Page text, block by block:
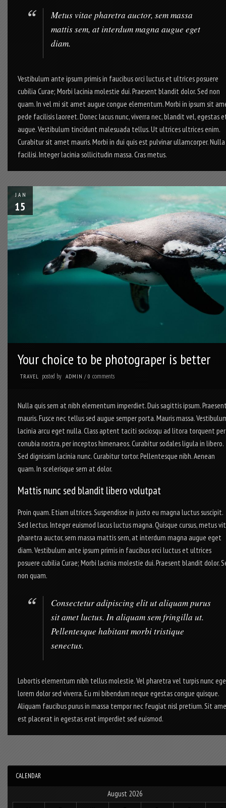
Metus vitae pharetra auctor, sem massa
mattis sem, at interdum magna augue eget
diam.
Vestibulum ante ipsum primis in faucibus orci luctus et ultrices posuere
cubilia Curae; Morbi lacinia molestie dui. Praesent blandit dolor. Sed non
quam. In vel mi sit amet augue congue elementum. Morbi in ipsum sit
pede facilisis laoreet. Donec lacus nunc, viverra nec, blandit vel, egestas
augue. Vestibulum tincidunt malesuada tellus. Ut ultrices ultrices enim.
Curabitur sit amet mauris. Morbi in dui quis est pulvinar ullamcorper. Nulla
facilisi. Integer lacinia sollicitudin massa. Cras metus.
JAN
15
Your choice to be photograper is better
TRAVEL posted by ADMIN / 0 comments
Nulla quis sem at nibh elementum imperdiet. Duis sagittis ipsum.
mauris. Fusce nec tellus sed augue semper porta. Mauris massa.
lacinia arcu eget nulla. Class aptent taciti sociosqu ad litora torquent per
conubia nostra, per inceptos himenaeos. Curabitur sodales ligula in libero.
Sed dignissim lacinia nunc. Curabitur tortor. Pellentesque nibh. Aenean
quam. In scelerisque sem at dolor.
Mattis nunc sed blandit libero volutpat
Proin quam. Etiam ultrices. Suspendisse in justo eu magna luctus suscipit.
Sed lectus. Integer euismod lacus luctus magna. Quisque cursus, metus
pharetra auctor, sem massa mattis sem, at interdum magna augue eget
diam. Vestibulum ante ipsum primis in faucibus orci luctus et ultrices
posuere cubilia Curae; Morbi lacinia molestie dui. Praesent blandit dolor.
non quam.
Consectetur adipiscing elit ut aliquam purus
sit amet luctus. In aliquam sem fringilla ut.
Pellentesque habitant morbi tristique
senectus.
Lobortis elementum nibh tellus molestie. Vel pharetra vel turpis nunc
lorem dolor sed viverra. Eu mi bibendum neque egestas congue quisque.
Aliquam faucibus purus in massa tempor nec feugiat nisl pretium. Sit
est placerat in egestas erat imperdiet sed euismod.
CALENDAR
August 2026